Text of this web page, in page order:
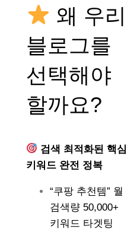
왜 우리
블로그를
선택해야
할까요?
검색 최적화된 핵심
키워드 완전 정복
“쿠팡 추천템” 월
검색량 50,000+
키워드 타겟팅